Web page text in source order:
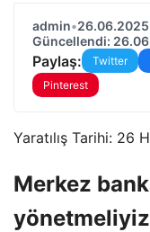
admin•
Güncellendi:
Paylaş: Twitter
Pinterest
Yaratılış Tarihi: 26
Merkez